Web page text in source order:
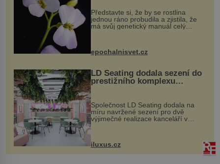
Představte si, že by se rostlina
jednou ráno probudila a zjistila, že
má svůj genetický manuál celý
vstupenka...
epochalnisvet.cz
LD Seating dodala sezení do
prestižního komplexu
MediaCityUK v Salfordu
Společnost LD Seating dodala na
míru navržené sezení pro dvě
výjimečné realizace kanceláří v
areálu MediaCityUK v anglickém
budov Media...
iluxus.cz